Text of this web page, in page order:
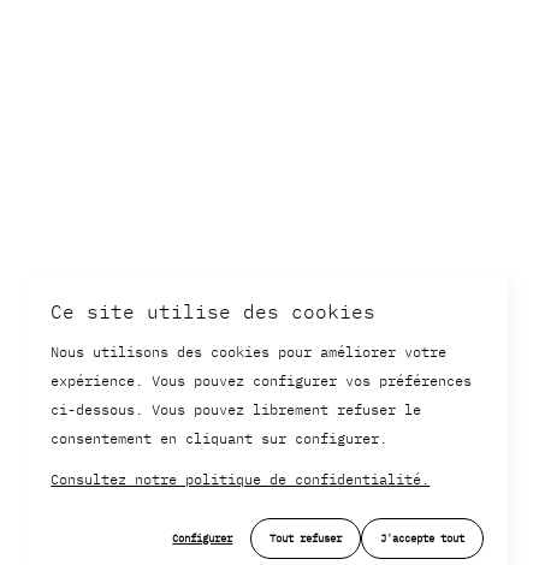
Ce site utilise des cookies
Nous utilisons des cookies pour améliorer votre
expérience. Vous pouvez configurer vos préférences
ci-dessous. Vous pouvez librement refuser le
consentement en cliquant sur configurer.
Consultez notre politique de confidentialité.
Configurer Tout refuser J'accepte tout